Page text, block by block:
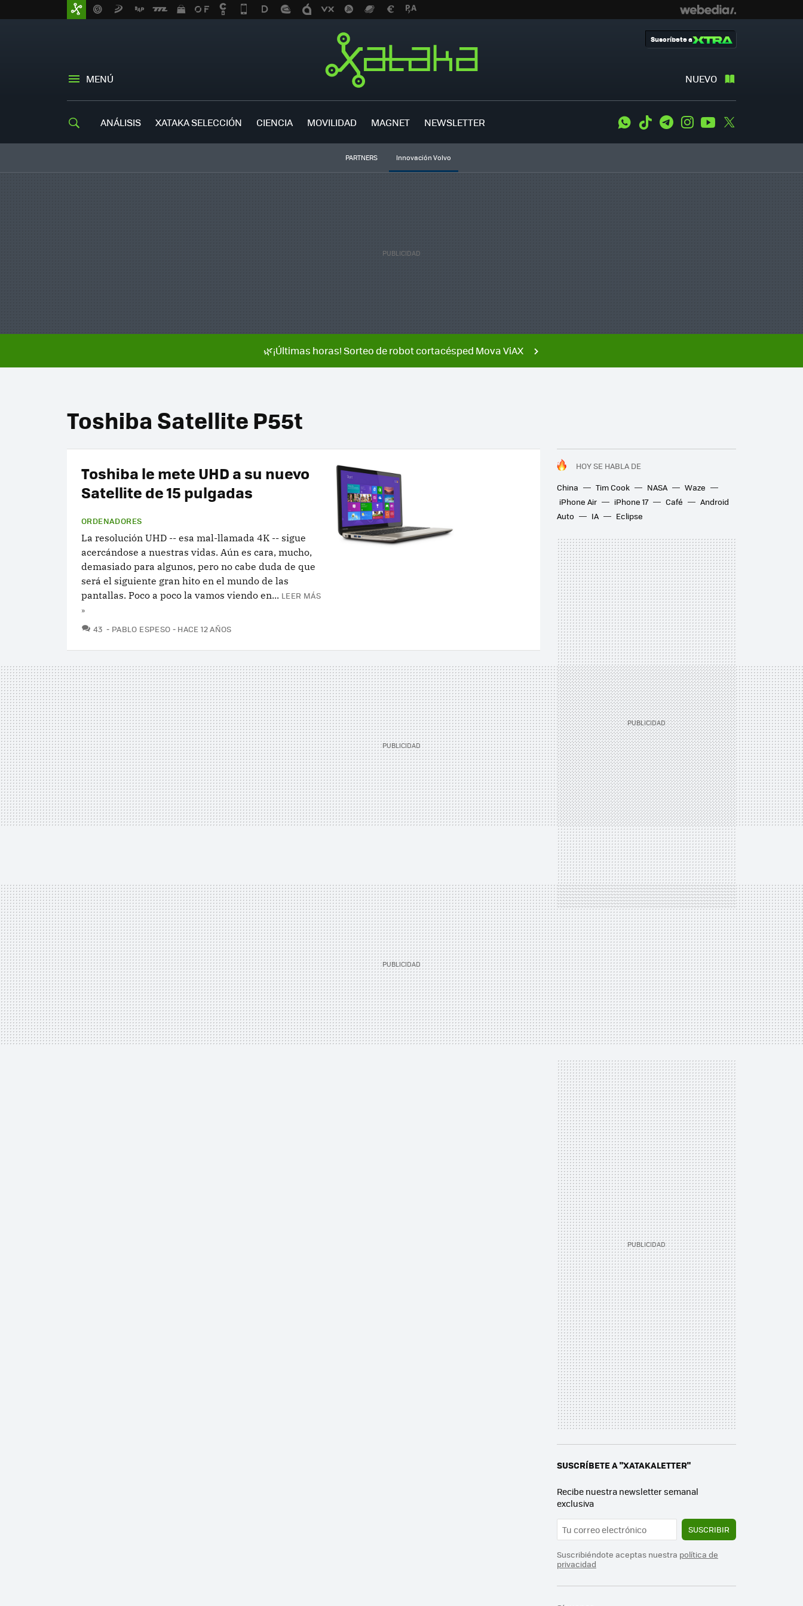
MENÚ NUEVO
Suscríbete a
ANÁLISIS XATAKA SELECCIÓN CIENCIA MOVILIDAD MAGNET NEWSLETTER WhatsApp
Tiktok TelegramInstagramYoutube
PARTNERS Innovación Volvo
🌿¡Últimas horas! Sorteo de robot cortacésped Mova ViAX
Toshiba Satellite P55t
HOY SE HABLA DE
China
Tim Cook NASA
Waze
iPhone Air
iPhone 17 Café
Android
Auto
IA Eclipse
Toshiba le mete UHD a su nuevo
Satellite de 15 pulgadas
ORDENADORES
La resolución UHD -- esa mal-llamada 4K -- sigue
acercándose a nuestras vidas. Aún es cara, mucho,
demasiado para algunos, pero no cabe duda de que
será el siguiente gran hito en el mundo de las
pantallas. Poco a poco la vamos viendo en... LEER MÁS
»
43 COMENTARIOS
PABLO ESPESO HACE 12 AÑOS
SUSCRÍBETE A "XATAKALETTER"
Recibe nuestra newsletter semanal
exclusiva
SUSCRIBIR
Suscribiéndote aceptas nuestra política de
privacidad